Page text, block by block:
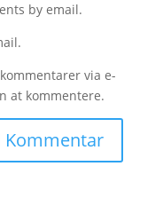
by email.
via e-
at kommentere.